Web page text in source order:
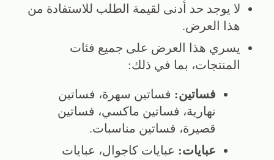
لا يوجد حد أدنى لقيمة الطلب للاستفادة من
هذا العرض.
يسري هذا العرض على جميع فئات
المنتجات، بما في ذلك:
فساتين: فساتين سهرة، فساتين
نهارية، فساتين ماكسي، فساتين
قصيرة، فساتين مناسبات.
عبايات: عبايات كاجوال، عبايات